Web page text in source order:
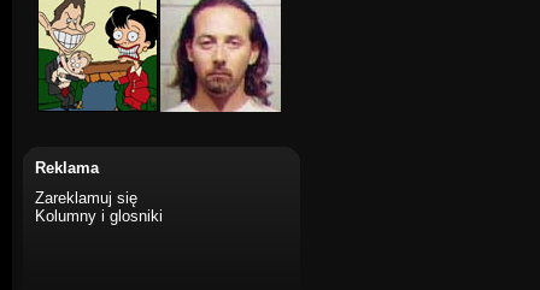
Reklama
Zareklamuj się
Kolumny i glosniki